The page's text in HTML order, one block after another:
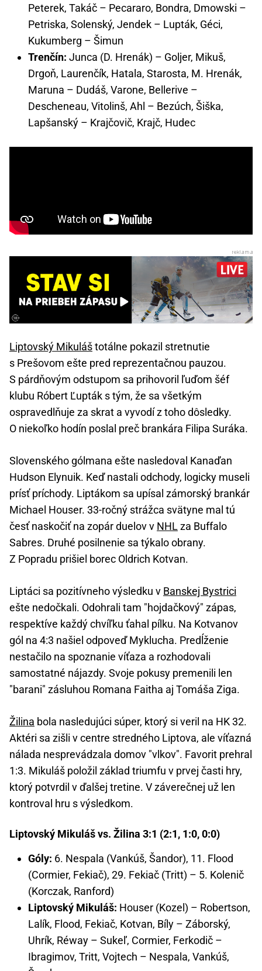
Peterek, Takáč – Pecararo, Bondra, Dmowski –
Petriska, Solenský, Jendek – Lupták, Géci,
Kukumberg – Šimun
Trenčín: Junca (D. Hrenák) – Goljer, Mikuš,
Drgoň, Laurenčík, Hatala, Starosta, M. Hrenák,
Maruna – Dudáš, Varone, Bellerive –
Descheneau, Vitolinš, Ahl – Bezúch, Šiška,
Lapšanský – Krajčovič, Krajč, Hudec
Liptovský Mikuláštotálne pokazil stretnutie
s Prešovom ešte pred reprezentačnou pauzou.
S párdňovým odstupom sa prihovoril ľuďom šéf
klubu Róbert Ľupták s tým, že sa všetkým
ospravedlňuje za skrat a vyvodí z toho dôsledky.
O niekoľko hodín poslal preč brankára Filipa Suráka.
Slovenského gólmana ešte nasledoval Kanaďan
Hudson Elynuik. Keď nastali odchody, logicky museli
prísť príchody. Liptákom sa upísal zámorský brankár
Michael Houser. 33-ročný strážca svätyne mal tú
česť naskočiť na zopár duelov v NHLza Buffalo
Sabres. Druhé posilnenie sa týkalo obrany.
Z Popradu prišiel borec Oldrich Kotvan.
Liptáci sa pozitívneho výsledku v Banskej Bystrici
ešte nedočkali. Odohrali tam "hojdačkový" zápas,
respektíve každý chvíľku ťahal pílku. Na Kotvanov
gól na 4:3 našiel odpoveď Myklucha. Predĺženie
nestačilo na spoznanie víťaza a rozhodovali
samostatné nájazdy. Svoje pokusy premenili len
"barani" zásluhou Romana Faitha aj Tomáša Ziga.
Žilina bola nasledujúci súper, ktorý si veril na HK 32.
Aktéri sa zišli v centre stredného Liptova, ale víťazná
nálada nesprevádzala domov "vlkov". Favorit prehral
1:3. Mikuláš položil základ triumfu v prvej časti hry,
ktorý potvrdil v ďalšej tretine. V záverečnej už len
kontroval hru s výsledkom.
Liptovský Mikuláš vs. Žilina 3:1 (2:1, 1:0, 0:0)
Góly: 6. Nespala (Vankúš, Šandor), 11. Flood
(Cormier, Fekiač), 29. Fekiač (Tritt) – 5. Kolenič
(Korczak, Ranford)
Liptovský Mikuláš: Houser (Kozel) – Robertson,
Lalík, Flood, Fekiač, Kotvan, Bíly – Záborský,
Uhrík, Réway – Sukeľ, Cormier, Ferkodič –
Ibragimov, Tritt, Vojtech – Nespala, Vankúš,